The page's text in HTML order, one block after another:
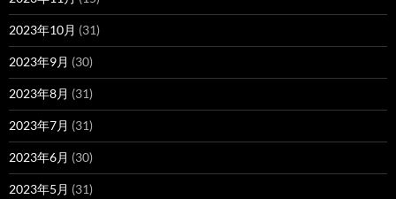
2023年10月 (31)
2023年9月 (30)
2023年8月 (31)
2023年7月 (31)
2023年6月 (30)
2023年5月 (31)